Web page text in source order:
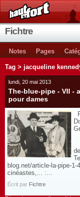
Fichtre
Notes Pages
Tag > jacqueline
lundi, 20 mai 2013
The-blue-pipe - VII -
pour dames
blog.net/article-la-pipe-
cinéastes,... :...
Écrit par Fichtre